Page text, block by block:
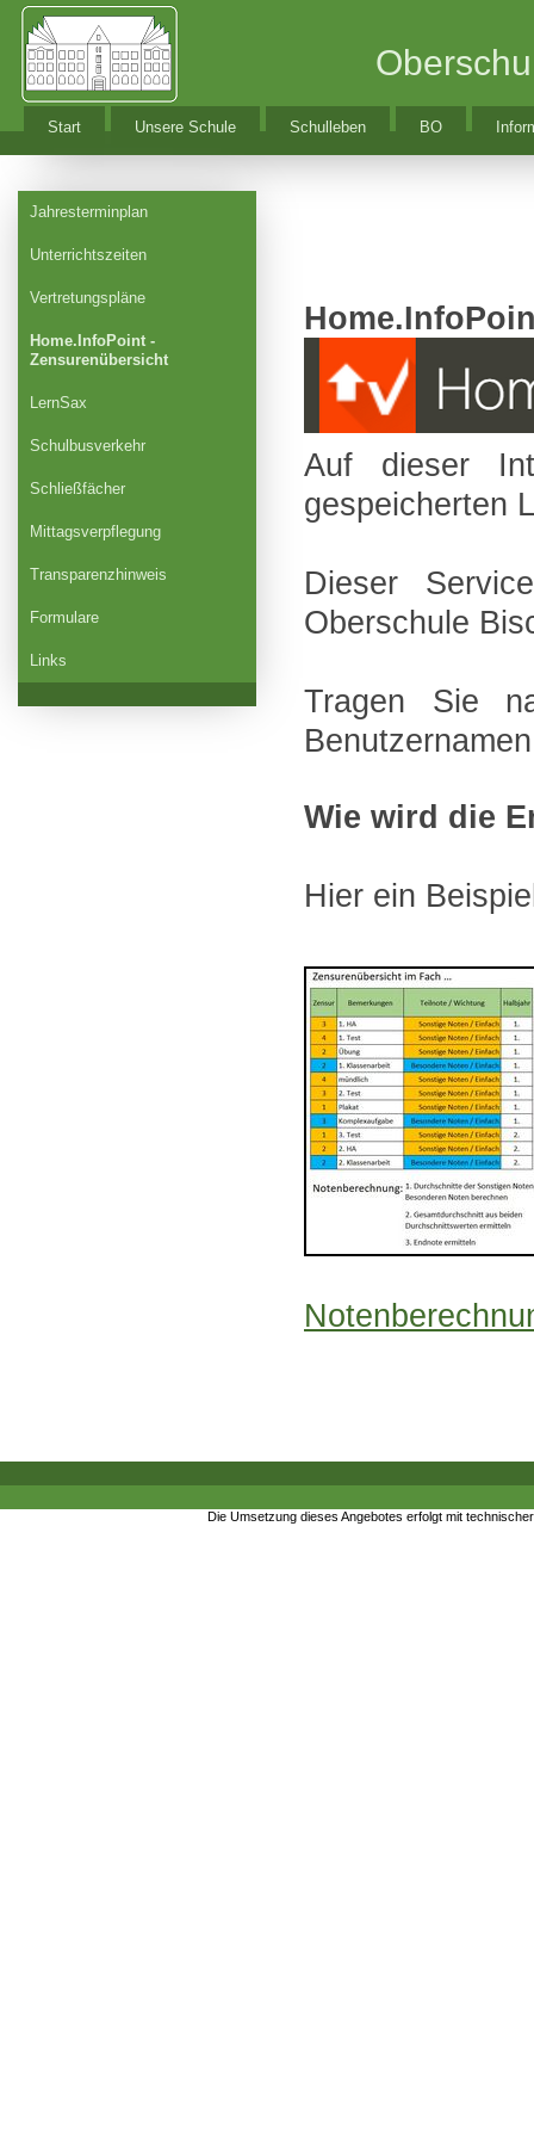
Start Unsere Schule Schulleben BO
Jahresterminplan
Unterrichtszeiten
Vertretungspläne
Home.InfoPoint -
Zensurenübersicht
LernSax
Schulbusverkehr
Schließfächer
Mittagsverpflegung
Transparenzhinweis
Formulare
Links
Auf dieser
gespeicherten
Dieser
Oberschule
Tragen Sie
Wie wird die
Hier ein
Die Umsetzung dieses Angebotes erfolgt mit